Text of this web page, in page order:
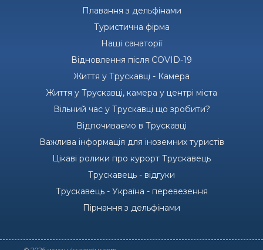
Плавання з дельфінами
Туристична фірма
Наші санаторії
Відновлення після COVID-19
Життя у Трускавці - Камера
Життя у Трускавці, камера у центрі міста
Вільний час у Трускавці що зробити?
Відпочиваємо в Трускавці
Важлива інформація для іноземних туристів
Цікаві ролики про курорт Трускавець
Трускавець - відгуки
Трускавець - Україна - перевезення
Пірнання з дельфінами